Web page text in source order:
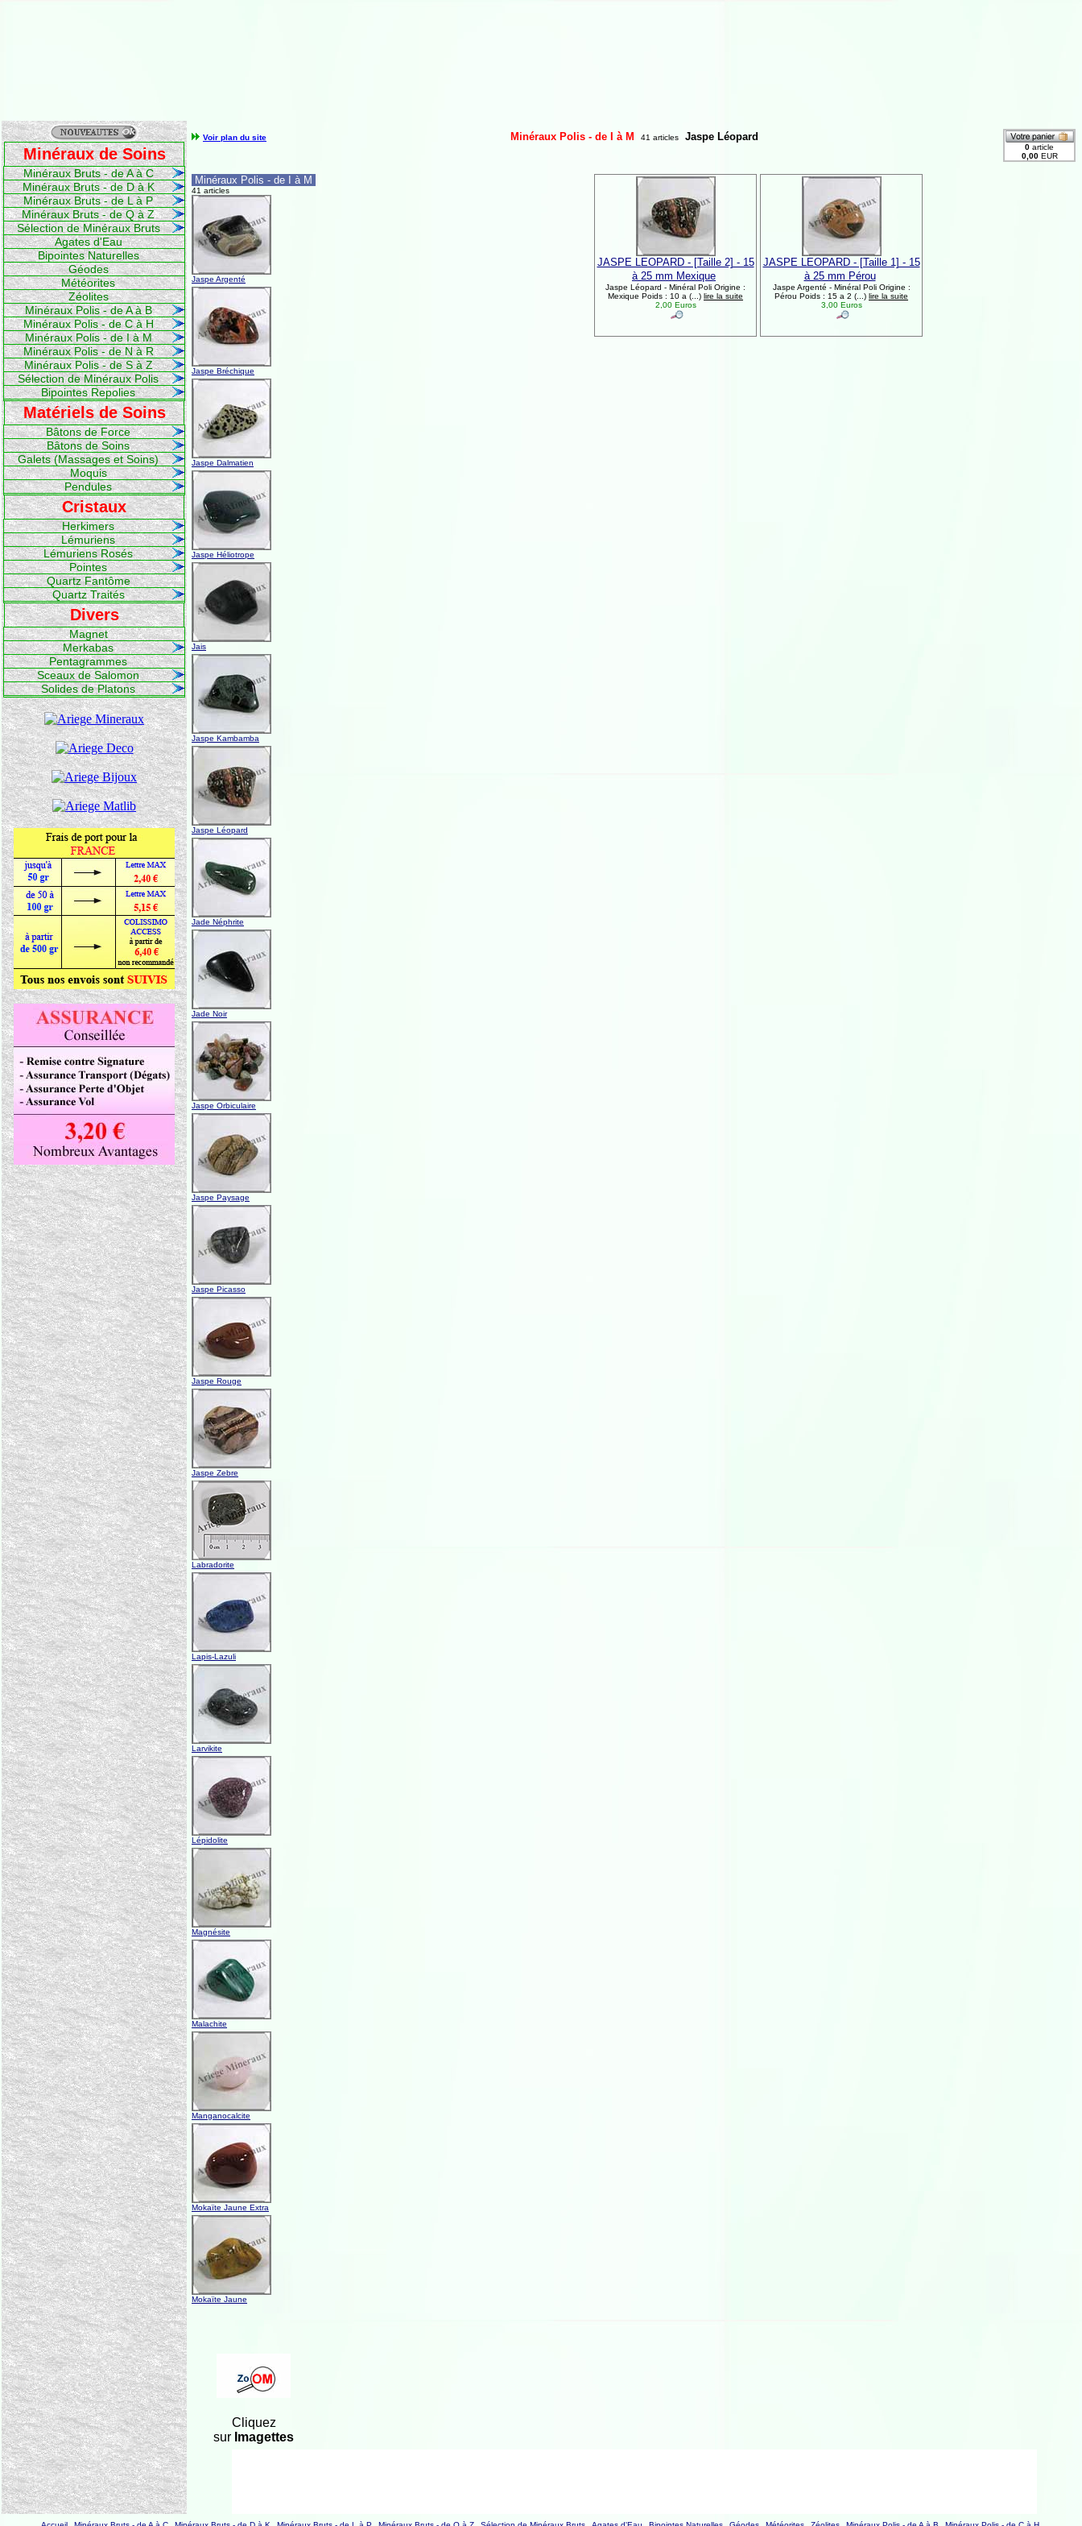
Minéraux de Soins
Minéraux Bruts - de A à C
Minéraux Bruts - de D à K
Minéraux Bruts - de L à P
Minéraux Bruts - de Q à Z
Sélection de Minéraux Bruts
Agates d'Eau
Bipointes Naturelles
Géodes
Météorites
Zéolites
Minéraux Polis - de A à B
Minéraux Polis - de C à H
Minéraux Polis - de I à M
Minéraux Polis - de N à R
Minéraux Polis - de S à Z
Sélection de Minéraux Polis
Bipointes Repolies
Matériels de Soins
Bâtons de Force
Bâtons de Soins
Galets (Massages et Soins)
Moquis
Pendules
Cristaux
Herkimers
Lémuriens
Lémuriens Rosés
Pointes
Quartz Fantôme
Quartz Traités
Divers
Magnet
Merkabas
Pentagrammes
Sceaux de Salomon
Solides de Platons
Voir plan du site Minéraux Polis - de I à M 41 articles Jaspe Léopard
Minéraux Polis - de I à M
41 articles
Jaspe Argenté
Jaspe Bréchique
Jaspe Dalmatien
Jaspe Héliotrope
Jais
Jaspe Kambamba
Jaspe Léopard
Jade Néphrite
Jade Noir
Jaspe Orbiculaire
Jaspe Paysage
Jaspe Picasso
Jaspe Rouge
Jaspe Zebre
Labradorite
Lapis-Lazuli
Larvikite
Lépidolite
Magnésite
Malachite
Manganocalcite
Mokaïte Jaune Extra
Mokaïte Jaune
Cliquez
sur Imagettes
JASPE LEOPARD - [Taille 2] - 15
à 25 mm Mexique
Jaspe Léopard - Minéral Poli Origine :
Mexique Poids : 10 a (...) lire la suite
2,00 Euros
JASPE LEOPARD - [Taille 1] - 15
à 25 mm Pérou
Jaspe Argenté - Minéral Poli Origine :
Pérou Poids : 15 a 2 (...) lire la suite
3,00 Euros